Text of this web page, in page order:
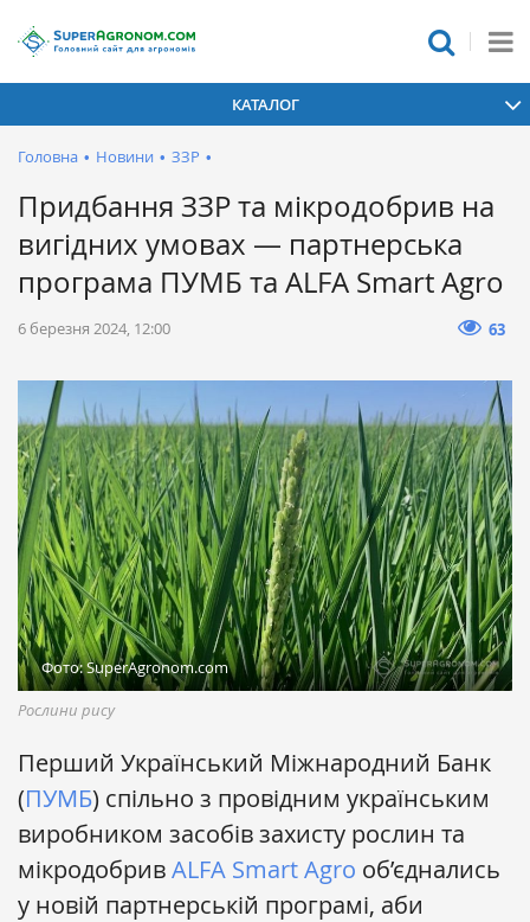
КАТАЛОГ
Головна • Новини • ЗЗР •
Придбання ЗЗР та мікродобрив на
вигідних умовах — партнерська
програма ПУМБ та ALFA Smart Agro
6 березня 2024, 12:00 63
Фото: SuperAgronom.com
Рослини рису
Перший Український Міжнародний Банк
(ПУМБ) спільно з провідним українським
виробником засобів захисту рослин та
мікродобривALFA Smart Agro об’єднались
у новій партнерській програмі, аби